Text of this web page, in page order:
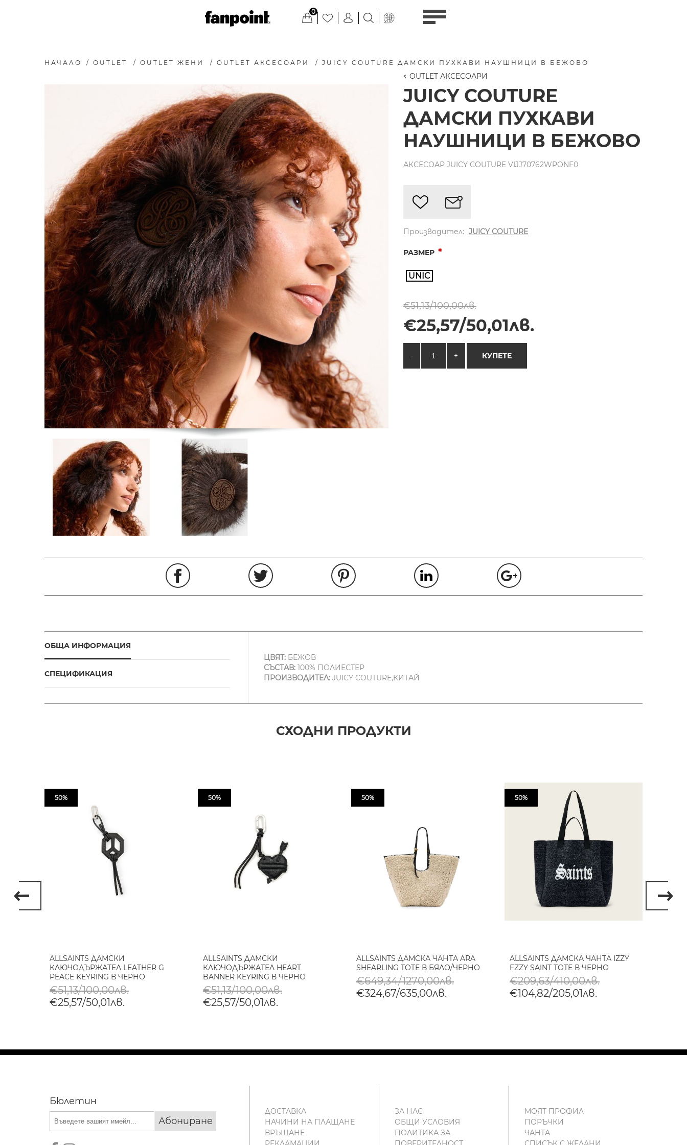
0
НАЧАЛО / OUTLET / OUTLET ЖЕНИ / OUTLET АКСЕСОАРИ / JUICY COUTURE ДАМСКИ ПУХКАВИ НАУШНИЦИ В БЕЖОВО
OUTLET АКСЕСОАРИ
JUICY COUTURE
ДАМСКИ ПУХКАВИ
НАУШНИЦИ В БЕЖОВО
АКСЕСОАР JUICY COUTURE VIJJ70762WPONF0
Производител: JUICY COUTURE
РАЗМЕР *
UNIC
€51,13/100,00лв.
€25,57/50,01лв.
- + КУПЕТЕ
ОБЩА ИНФОРМАЦИЯ
СПЕЦИФИКАЦИЯ
ЦВЯТ:БЕЖОВ
СЪСТАВ:100% ПОЛИЕСТЕР
ПРОИЗВОДИТЕЛ:JUICY COUTURE,КИТАЙ
СХОДНИ ПРОДУКТИ
50%
ALLSAINTS ДАМСКИ
КЛЮЧОДЪРЖАТЕЛ LEATHER G
PEACE KEYRING В ЧЕРНО
€51,13/100,00лв.
€25,57/50,01лв.
50%
ALLSAINTS ДАМСКИ
КЛЮЧОДЪРЖАТЕЛ HEART
BANNER KEYRING В ЧЕРНО
€51,13/100,00лв.
€25,57/50,01лв.
50%
ALLSAINTS ДАМСКА ЧАНТА ARA
SHEARLING TOTE В БЯЛО/ЧЕРНО
€649,34/1270,00лв.
€324,67/635,00лв.
50%
ALLSAINTS ДАМСКА ЧАНТА IZZY
FZZY SAINT TOTE В ЧЕРНО
€209,63/410,00лв.
€104,82/205,01лв.
Бюлетин
Абониране
ДОСТАВКА
НАЧИНИ НА ПЛАЩАНЕ
ВРЪЩАНЕ
ЗА НАС
ОБЩИ УСЛОВИЯ
ПОЛИТИКА ЗА
МОЯТ ПРОФИЛ
ПОРЪЧКИ
ЧАНТА